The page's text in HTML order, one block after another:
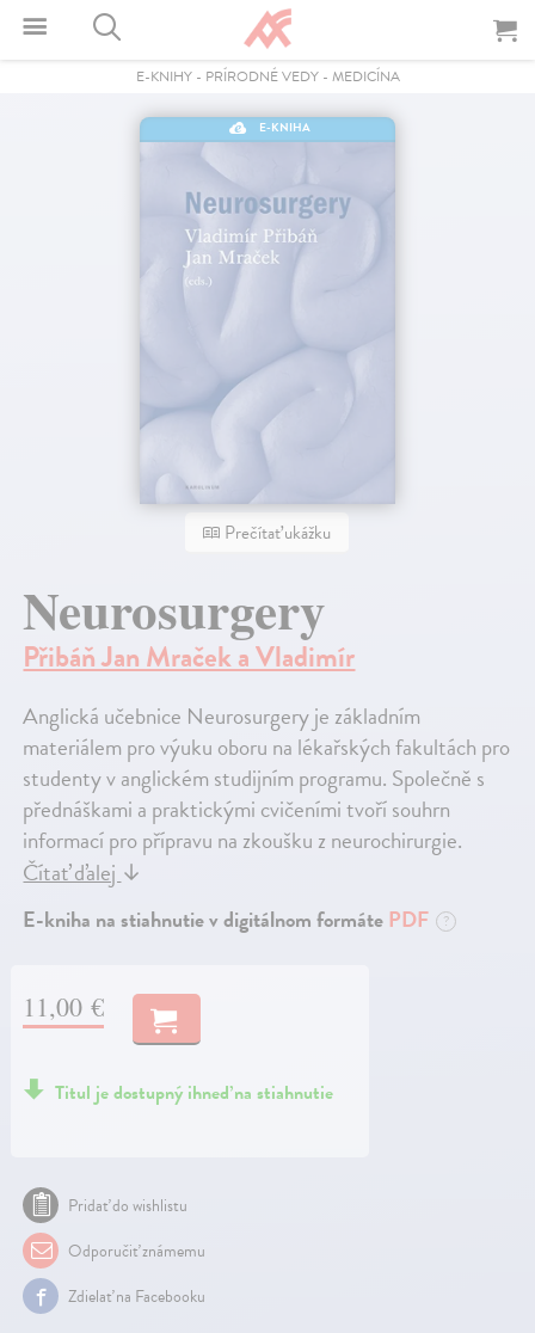
E-KNIHY- PRÍRODNÉ VEDY- MEDICÍNA
E-KNIHA
Prečítať ukážku
Neurosurgery
Přibáň Jan Mraček a Vladimír
Anglická učebnice Neurosurgery je základním
materiálem pro výuku oboru na lékařských fakultách pro
studenty v anglickém studijním programu. Společně s
přednáškami a praktickými cvičeními tvoří souhrn
informací pro přípravu na zkoušku z neurochirurgie.
Čítať ďalej↓
E-kniha na stiahnutie v digitálnom formátePDF ?
11,00 €
Titul je dostupný ihneď na stiahnutie
Pridať do wishlistu
Odporučiť známemu
Zdielať na Facebooku